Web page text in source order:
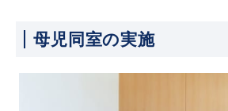
母児同室の実施